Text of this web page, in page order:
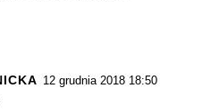
12 grudnia 2018 18:50